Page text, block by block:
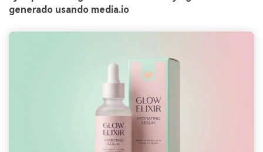
generado usando media.io